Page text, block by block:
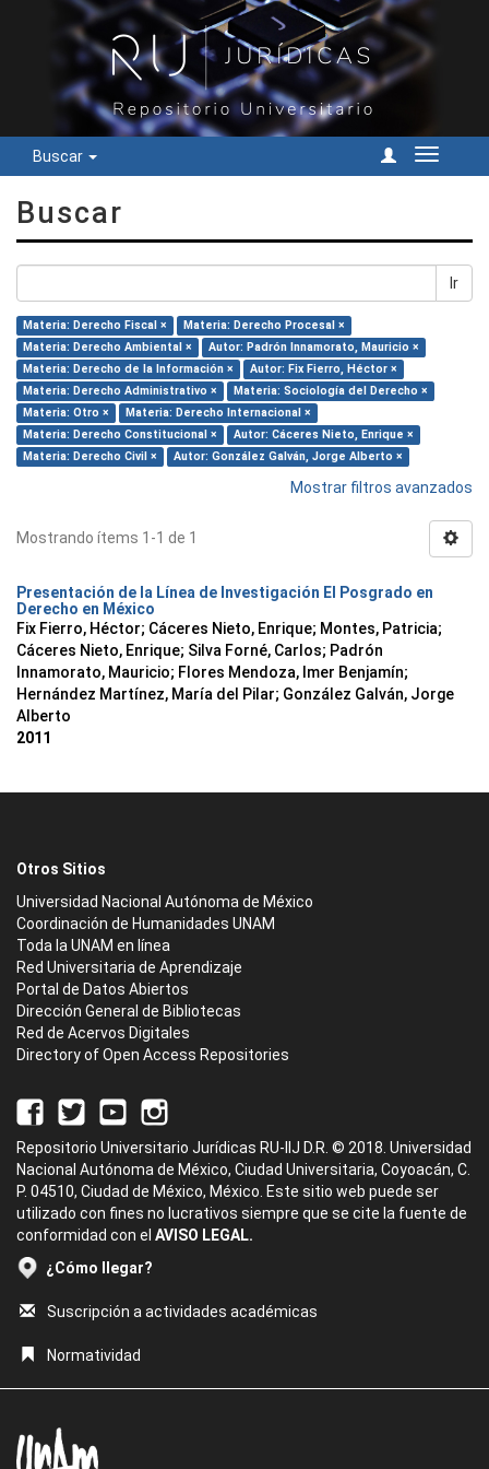
Buscar
Cambiar
Buscar
Ir
Materia: Derecho Fiscal ×
Materia: Derecho Procesal ×
Materia: Derecho Ambiental ×
Autor: Padrón Innamorato, Mauricio ×
Materia: Derecho de la Información ×
Autor: Fix Fierro, Héctor ×
Materia: Derecho Administrativo ×
Materia: Sociología del Derecho ×
Materia: Otro ×
Materia: Derecho Internacional ×
Materia: Derecho Constitucional ×
Autor: Cáceres Nieto, Enrique ×
Materia: Derecho Civil ×
Autor: González Galván, Jorge Alberto ×
Mostrar filtros avanzados
Mostrando ítems 1-1 de 1
Presentación de la Línea de Investigación El Posgrado en
Derecho en México
Fix Fierro, Héctor; Cáceres Nieto, Enrique; Montes, Patricia;
Cáceres Nieto, Enrique; Silva Forné, Carlos; Padrón
Innamorato, Mauricio; Flores Mendoza, Imer Benjamín;
Hernández Martínez, María del Pilar; González Galván, Jorge
Alberto
2011
Otros Sitios
Universidad Nacional Autónoma de México
Coordinación de Humanidades UNAM
Toda la UNAM en línea
Red Universitaria de Aprendizaje
Portal de Datos Abiertos
Dirección General de Bibliotecas
Red de Acervos Digitales
Directory of Open Access Repositories
Repositorio Universitario Jurídicas RU-IIJ D.R. © 2018. Universidad
Nacional Autónoma de México, Ciudad Universitaria, Coyoacán, C.
P. 04510, Ciudad de México, México. Este sitio web puede ser
utilizado con fines no lucrativos siempre que se cite la fuente de
conformidad con el AVISO LEGAL.
¿Cómo llegar?
Suscripción a actividades académicas
Normatividad